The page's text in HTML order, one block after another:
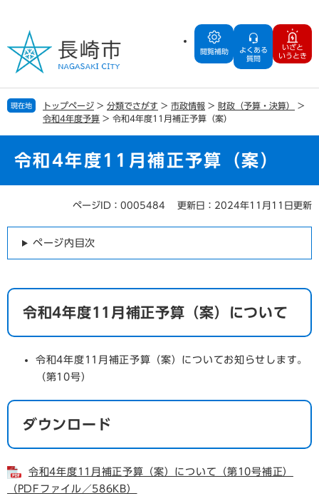
の
で
す
ー
ば
し
閲覧補助
よくある
質問
いざと
いうとき
現在地 トップページ > 分類でさがす > 市政情報 > 財政（予算・決算）
>
令和4年度予算 > 令和4年度11月補正予算（案）
令和4年度11月補正予算（案）
ページID：0005484 更新日：2024年11月11日更新
ページ内目次
令和4年度11月補正予算（案）について
令和4年度11月補正予算（案）についてお知らせします。
（第10号）
ダウンロード
令和4年度11月補正予算（案）について（第10号補正）
（PDFファイル／586KB）